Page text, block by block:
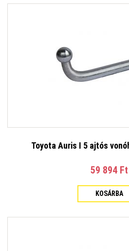
Toyota Auris I 5 ajtós
59 894 Ft‎
KOSÁRBA